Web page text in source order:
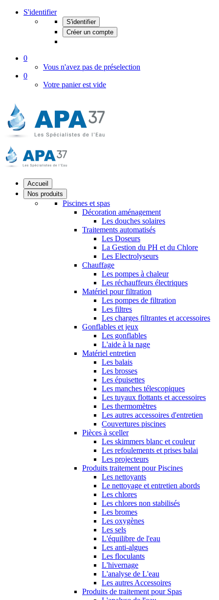
S'identifier
S'identifier
Créer un compte
0
Vous n'avez pas de préselection
0
Votre panier est vide
Accueil
Nos produits
Piscines et spas
Décoration aménagement
Les douches solaires
Traitements automatisés
Les Doseurs
La Gestion du PH et du Chlore
Les Electrolyseurs
Chauffage
Les pompes à chaleur
Les réchauffeurs électriques
Matériel pour filtration
Les pompes de filtration
Les filtres
Les charges filtrantes et accessoires
Gonflables et jeux
Les gonflables
L'aide à la nage
Matériel entretien
Les balais
Les brosses
Les épuisettes
Les manches télescopiques
Les tuyaux flottants et accessoires
Les thermomètres
Les autres accessoires d'entretien
Couvertures piscines
Pièces à sceller
Les skimmers blanc et couleur
Les refoulements et prises balai
Les projecteurs
Produits traitement pour Piscines
Les nettoyants
Le nettoyage et entretien abords
Les chlores
Les chlores non stabilisés
Les bromes
Les oxygènes
Les sels
L'équilibre de l'eau
Les anti-algues
Les floculants
L'hivernage
L'analyse de L'eau
Les autres Accessoires
Produits de traitement pour Spas